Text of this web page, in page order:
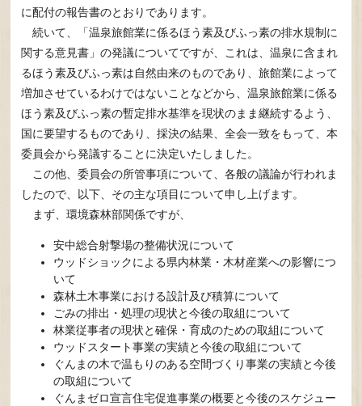
に配付の報告書のとおりであります。
続いて、「温泉旅館業に係るほう素及びふっ素の排水規制に
関する意見書」の発議についてですが、これは、温泉に含まれ
るほう素及びふっ素は自然由来のものであり、旅館業によって
増加させているわけではないことなどから、温泉旅館業に係る
ほう素及びふっ素の暫定排水基準を現状のまま継続するよう、
国に要望するものであり、採決の結果、全会一致をもって、本
委員会から発議することに決定いたしました。
この他、委員会の所管事項について、各般の議論が行われま
したので、以下、その主な項目について申し上げます。
まず、環境森林部関係ですが、
安中総合射撃場の整備状況について
ウッドショックによる県内林業・木材産業への影響につ
いて
森林土木事業における設計及び積算について
ごみの排出・処理の現状と今後の取組について
林業従事者の現状と確保・育成のための取組について
ウッドスタート事業の実績と今後の取組について
ぐんまの木で温もりのある空間づくり事業の実績と今後
の取組について
ぐんまゼロ宣言住宅促進事業の概要と今後のスケジュー